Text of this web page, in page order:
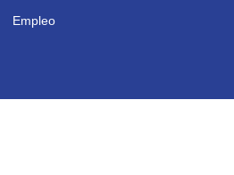
Empleo